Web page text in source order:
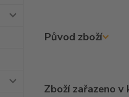
Původ zboží
Zboží zařazeno v